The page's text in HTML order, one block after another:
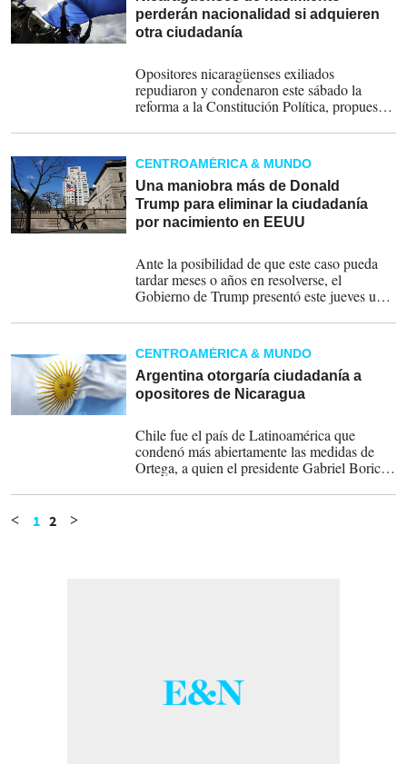
perderán nacionalidad si adquieren
otra ciudadanía
Opositores nicaragüenses exiliados
repudiaron y condenaron este sábado la
reforma a la Constitución Política, propuesta
Nicaragua, Daniel Ortega y Rosario Murillo,
que establece que los nicaragüenses de
nacimiento "perderán su nacionalidad al
adquirir otra nacionalidad".
CENTROAMÉRICA & MUNDO
Una maniobra más de Donald
Trump para eliminar la ciudadanía
por nacimiento en EEUU
Ante la posibilidad de que este caso pueda
tardar meses o años en resolverse, el
Gobierno de Trump presentó este jueves una
que levante parcialmente los bloqueos
nacionales.
CENTROAMÉRICA & MUNDO
Argentina otorgaría ciudadanía a
opositores de Nicaragua
Chile fue el país de Latinoamérica que
condenó más abiertamente las medidas de
Ortega, a quien el presidente Gabriel Boric
con los opositores despojados de su
< 1 2 >